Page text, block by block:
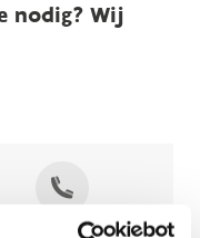
nodig? Wij